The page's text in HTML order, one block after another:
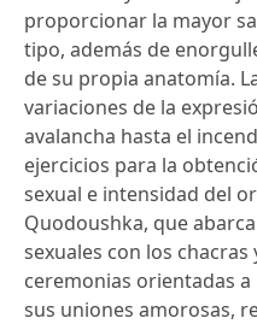
proporcionar la mayor
tipo, además de
de su propia anatomía.
variaciones de la
avalancha hasta el
ejercicios para la
sexual e intensidad del
Quodoushka, que
sexuales con los
ceremonias orientadas
sus uniones amorosas,